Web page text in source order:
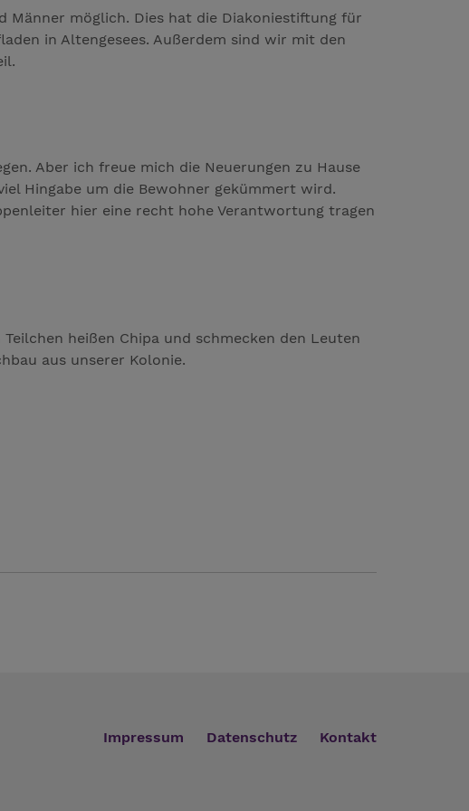
Männer möglich. Dies hat die Diakoniestiftung für
in Altengesees. Außerdem sind wir mit den
Aber ich freue mich die Neuerungen zu Hause
Hingabe um die Bewohner gekümmert wird.
hier eine recht hohe Verantwortung tragen
heißen Chipa und schmecken den Leuten
aus unserer Kolonie.
Impressum Datenschutz Kontakt